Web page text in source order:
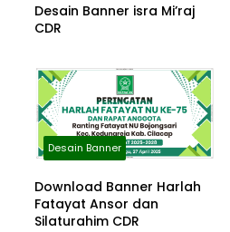
Desain Banner isra Mi’raj
CDR
Desain Banner
Download Banner Harlah
Fatayat Ansor dan
Silaturahim CDR